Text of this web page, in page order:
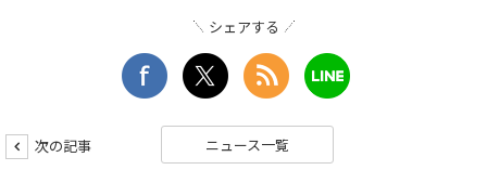
シェアする
次の記事 ニュース一覧